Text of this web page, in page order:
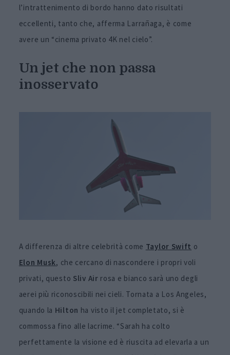
l’intrattenimento di bordo hanno dato risultati
eccellenti, tanto che, afferma Larrañaga, è come
avere un “cinema privato 4K nel cielo”.
Un jet che non passa
inosservato
A differenza di altre celebrità come Taylor Swift o
Elon Musk, che cercano di nascondere i propri voli
privati, questo Sliv Air rosa e bianco sarà uno degli
aerei più riconoscibili nei cieli. Tornata a Los Angeles,
quando la Hilton ha visto il jet completato, si è
commossa fino alle lacrime. “Sarah ha colto
perfettamente la visione ed è riuscita ad elevarla a un